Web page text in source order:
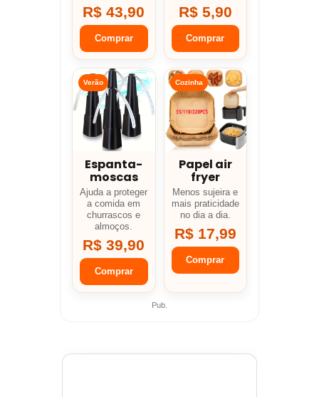
R$ 43,90
Comprar
R$ 5,90
Comprar
Verão
Espanta-
moscas
Ajuda a proteger
a comida em
churrascos e
almoços.
R$ 39,90
Comprar
Cozinha
Papel air
fryer
Menos sujeira e
mais praticidade
no dia a dia.
R$ 17,99
Comprar
Pub.